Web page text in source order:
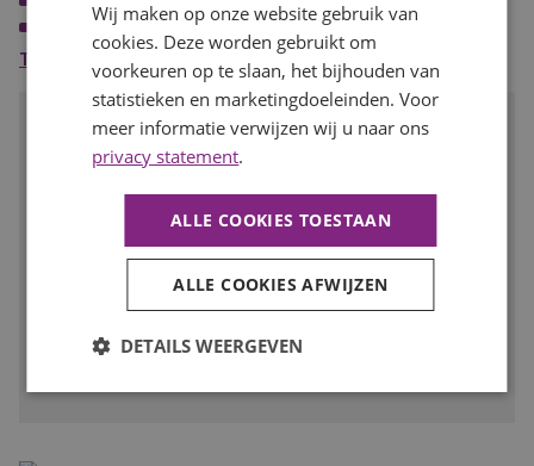
Werken in een dynamische productieomgeving met betrokken
collega’s;
Reiskostenvergoeding en ploegentoeslag indien van
toepassing;
Ruimte om mee te denken in procesverbetering en
optimalisatie.
Toon meer
Spreekt deze baan je aan?
Solliciteer dan snel op deze functie of deel de vacature met
Facebook
LinkedIn
Wij maken op onze website gebruik van
cookies. Deze worden gebruikt om
voorkeuren op te slaan, het bijhouden van
statistieken en marketingdoeleinden. Voor
meer informatie verwijzen wij u naar ons
privacy statement.
ALLE COOKIES TOESTAAN
ALLE COOKIES AFWIJZEN
DETAILS WEERGEVEN